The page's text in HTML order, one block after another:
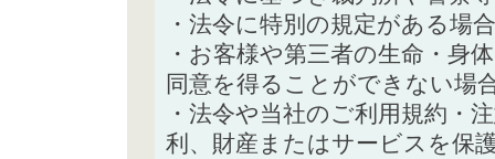
・法令に特別の規定がある場合
・お客様や第三者の生命・身
同意を得ることができない場
・法令や当社のご利用規約・
利、財産またはサービスを保